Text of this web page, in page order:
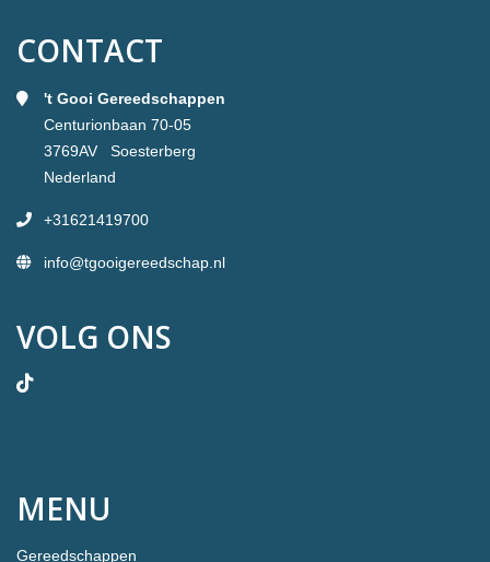
CONTACT
't Gooi Gereedschappen
Centurionbaan 70-05
3769AV Soesterberg
Nederland
+31621419700
info@tgooigereedschap.nl
VOLG ONS
MENU
Gereedschappen